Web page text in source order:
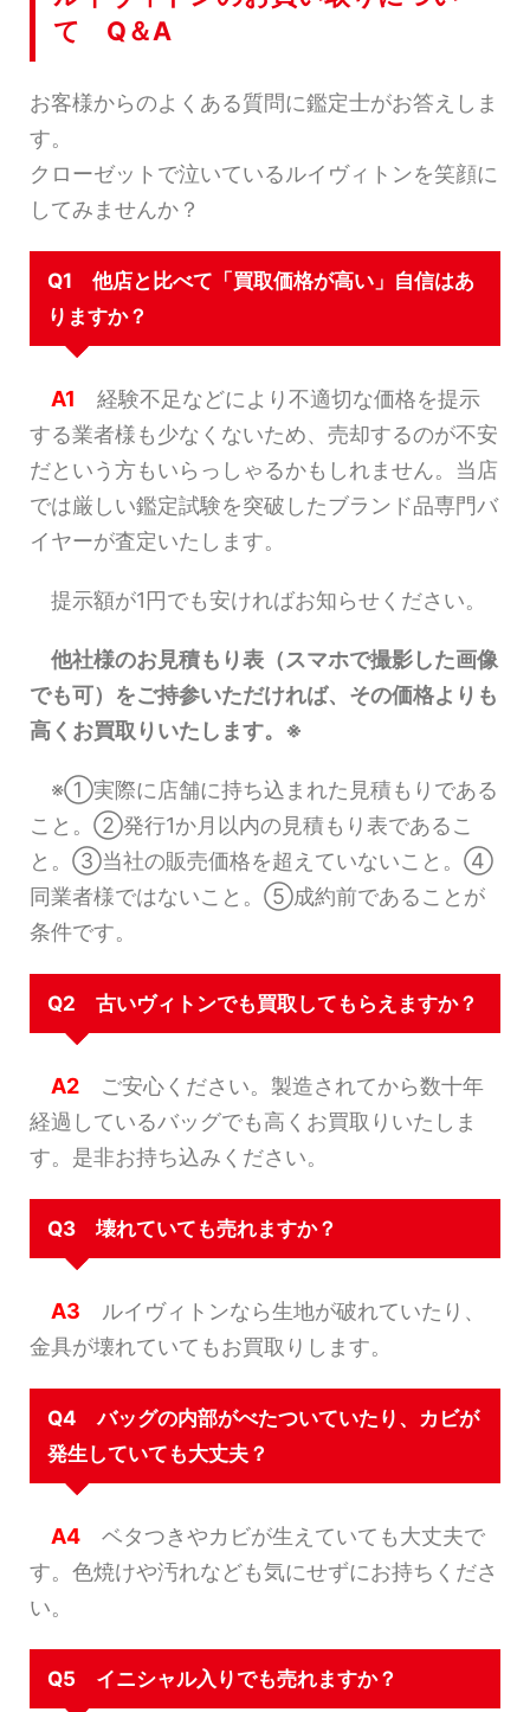
て Q＆A
お客様からのよくある質問に鑑定士がお答えしま
す。
クローゼットで泣いているルイヴィトンを笑顔に
してみませんか？
Q1 他店と比べて「買取価格が高い」自信はあ
りますか？
A1 経験不足などにより不適切な価格を提示
する業者様も少なくないため、売却するのが不安
だという方もいらっしゃるかもしれません。当店
では厳しい鑑定試験を突破したブランド品専門バ
イヤーが査定いたします。
提示額が1円でも安ければお知らせください。
他社様のお見積もり表（スマホで撮影した画像
でも可）をご持参いただければ、その価格よりも
高くお買取りいたします。※
※①実際に店舗に持ち込まれた見積もりである
こと。②発行1か月以内の見積もり表であるこ
と。③当社の販売価格を超えていないこと。④
同業者様ではないこと。⑤成約前であることが
条件です。
Q2 古いヴィトンでも買取してもらえますか？
A2 ご安心ください。製造されてから数十年
経過しているバッグでも高くお買取りいたしま
す。是非お持ち込みください。
Q3 壊れていても売れますか？
A3 ルイヴィトンなら生地が破れていたり、
金具が壊れていてもお買取りします。
Q4 バッグの内部がべたついていたり、カビが
発生していても大丈夫？
A4 ベタつきやカビが生えていても大丈夫で
す。色焼けや汚れなども気にせずにお持ちくださ
い。
Q5 イニシャル入りでも売れますか？